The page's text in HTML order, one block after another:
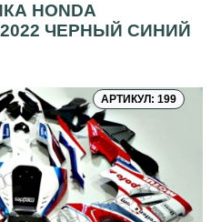
HONDA
2022 ЧЕРНЫЙ СИНИЙ
АРТИКУЛ: 199